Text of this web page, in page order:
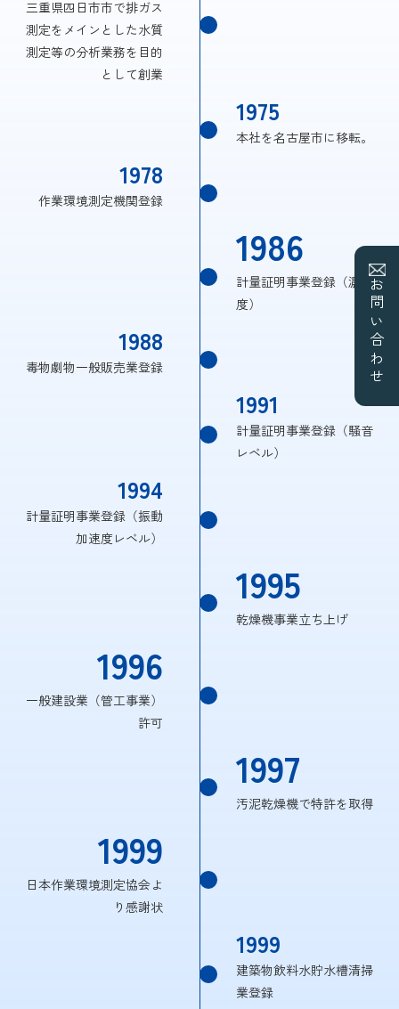
お問い合わせ
三重県四日市市で排ガス
測定をメインとした水質
測定等の分析業務を目的
として創業
1975
本社を名古屋市に移転。
1978
作業環境測定機関登録
1986
計量証明事業登録（濃
度）
1988
毒物劇物一般販売業登録
1991
計量証明事業登録（騒音
レベル）
1994
計量証明事業登録（振動
加速度レベル）
1995
乾燥機事業立ち上げ
1996
一般建設業（管工事業）
許可
1997
汚泥乾燥機で特許を取得
1999
日本作業環境測定協会よ
り感謝状
1999
建築物飲料水貯水槽清掃
業登録